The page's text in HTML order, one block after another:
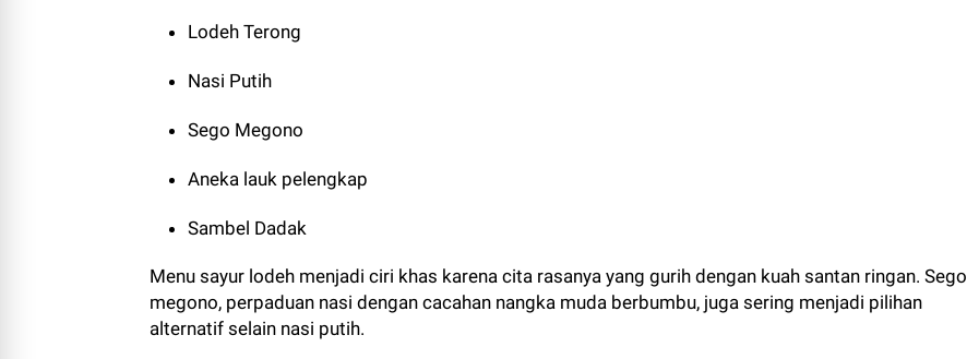
Lodeh Terong
Nasi Putih
Sego Megono
Aneka lauk pelengkap
Sambel Dadak
Menu sayur lodeh menjadi ciri khas karena cita rasanya yang gurih dengan kuah santan ringan. Sego
megono, perpaduan nasi dengan cacahan nangka muda berbumbu, juga sering menjadi pilihan
alternatif selain nasi putih.